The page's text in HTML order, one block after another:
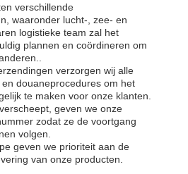
verschillende
waaronder lucht-, zee- en
logistieke team zal het
plannen en coördineren om
verzorgen wij alle
douaneprocedures om het
te maken voor onze klanten.
geven we onze
zodat ze de voortgang
volgen.
geven we prioriteit aan de
van onze producten.